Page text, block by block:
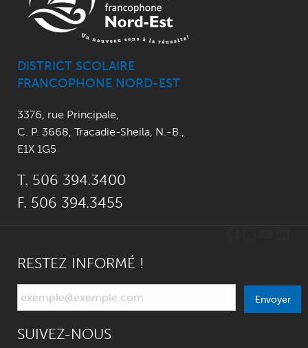
DISTRICT SCOLAIRE
FRANCOPHONE NORD-EST
3376, rue Principale
C. P. 3668, Tracadie-Sheila, N.-B.
E1X 1G5
T. 506 394.3400
F. 506 394.3455
RESTEZ INFORMÉ !
Envoyer
SUIVEZ-NOUS